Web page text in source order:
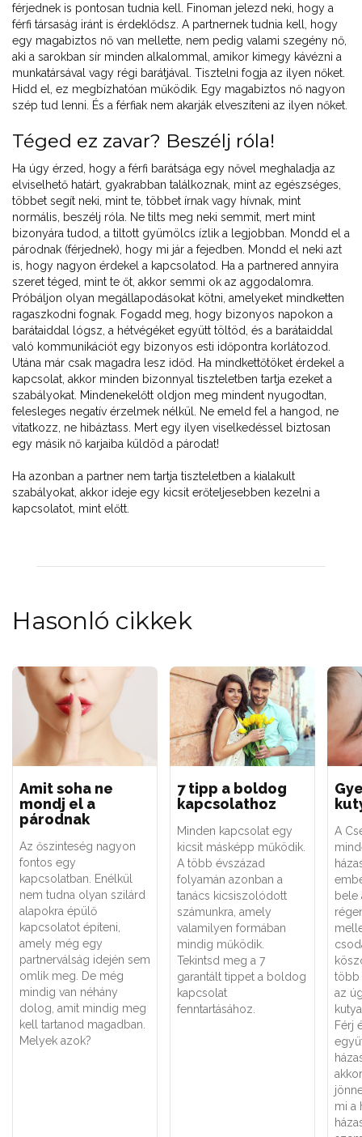
férjednek is pontosan tudnia kell. Finoman jelezd neki, hogy a
férfi társaság iránt is érdeklődsz. A partnernek tudnia kell, hogy
egy magabiztos nő van mellette, nem pedig valami szegény nő,
aki a sarokban sír minden alkalommal, amikor kimegy kávézni a
munkatársával vagy régi barátjával. Tisztelni fogja az ilyen nőket.
Hidd el, ez megbízhatóan működik. Egy magabiztos nő nagyon
szép tud lenni. És a férfiak nem akarják elveszíteni az ilyen nőket.
Téged ez zavar? Beszélj róla!
Ha úgy érzed, hogy a férfi barátsága egy nővel meghaladja az
elviselhető határt, gyakrabban találkoznak, mint az egészséges,
többet segít neki, mint te, többet írnak vagy hívnak, mint
normális, beszélj róla. Ne tilts meg neki semmit, mert mint
bizonyára tudod, a tiltott gyümölcs ízlik a legjobban. Mondd el a
párodnak (férjednek), hogy mi jár a fejedben. Mondd el neki azt
is, hogy nagyon érdekel a kapcsolatod. Ha a partnered annyira
szeret téged, mint te őt, akkor semmi ok az aggodalomra.
Próbáljon olyan megállapodásokat kötni, amelyeket mindketten
ragaszkodni fognak. Fogadd meg, hogy bizonyos napokon a
barátaiddal lógsz, a hétvégéket együtt töltöd, és a barátaiddal
való kommunikációt egy bizonyos esti időpontra korlátozod.
Utána már csak magadra lesz időd. Ha mindkettőtöket érdekel a
kapcsolat, akkor minden bizonnyal tiszteletben tartja ezeket a
szabályokat. Mindenekelőtt oldjon meg mindent nyugodtan,
felesleges negatív érzelmek nélkül. Ne emeld fel a hangod, ne
vitatkozz, ne hibáztass. Mert egy ilyen viselkedéssel biztosan
egy másik nő karjaiba küldöd a párodat!
Ha azonban a partner nem tartja tiszteletben a kialakult
szabályokat, akkor ideje egy kicsit erőteljesebben kezelni a
kapcsolatot, mint előtt.
Hasonló cikkek
Amit soha ne
mondj el a
párodnak
Az őszinteség nagyon
fontos egy
kapcsolatban. Enélkül
nem tudna olyan szilárd
alapokra épülő
kapcsolatot építeni,
amely még egy
partnerválság idején sem
omlik meg. De még
mindig van néhány
dolog, amit mindig meg
kell tartanod magadban.
Melyek azok?
7 tipp a boldog
kapcsolathoz
Minden kapcsolat egy
kicsit másképp működik.
A több évszázad
folyamán azonban a
tanács kicsiszolódott
számunkra, amely
valamilyen formában
mindig működik.
Tekintsd meg a 7
garantált tippet a boldog
kapcsolat
fenntartásához.
A
bele
több
az
Férj
mi a